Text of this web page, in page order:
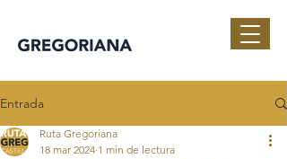
Entrada
Ruta Gregoriana
18 mar 2024 1 min de lectura